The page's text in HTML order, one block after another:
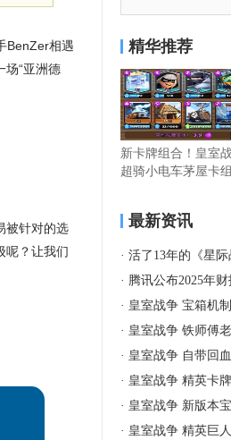
BenZer相遇
场“亚洲德
被针对的选
呢？让我们
精华推荐
新卡牌组合！皇室
超骑小电车茅屋卡
最新资讯
· 活了13年的《星际战甲》
· 腾讯公布2025年财报：全年收
· 皇室战争 宝箱机
· 皇室战争 铁师傅
· 皇室战争 自带回
· 皇室战争 精英卡
· 皇室战争 新版本
· 皇室战争 精英巨